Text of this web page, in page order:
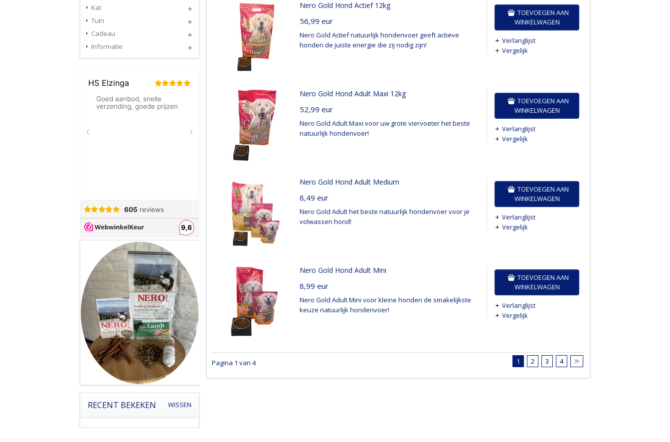
Nero Gold Hond Actief 12kg
56,99 eur
Nero Gold Actief natuurlijk hondenvoer geeft actieve
honden de juiste energie die zij nodig zijn!
TOEVOEGEN AAN
WINKELWAGEN
Verlanglijst
Vergelijk
Nero Gold Hond Adult Maxi 12kg
52,99 eur
Nero Gold Adult Maxi voor uw grote viervoeter het beste
natuurlijk hondenvoer!
TOEVOEGEN AAN
WINKELWAGEN
Verlanglijst
Vergelijk
Nero Gold Hond Adult Medium
8,49 eur
Nero Gold Adult het beste natuurlijk hondenvoer voor je
volwassen hond!
TOEVOEGEN AAN
WINKELWAGEN
Verlanglijst
Vergelijk
Nero Gold Hond Adult Mini
8,99 eur
Nero Gold Adult Mini voor kleine honden de smakelijkste
keuze natuurlijk hondenvoer!
TOEVOEGEN AAN
WINKELWAGEN
Verlanglijst
Vergelijk
Pagina 1 van 4 1 2 3 4
Kat
Tuin
Cadeau
Informatie
RECENT BEKEKEN WISSEN